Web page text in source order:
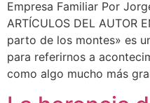
Empresa Familiar Por
ARTÍCULOS DEL AUTOR
parto de los montes» es
para referirnos a
como algo mucho más